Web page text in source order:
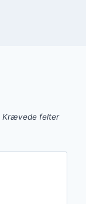
Krævede felter